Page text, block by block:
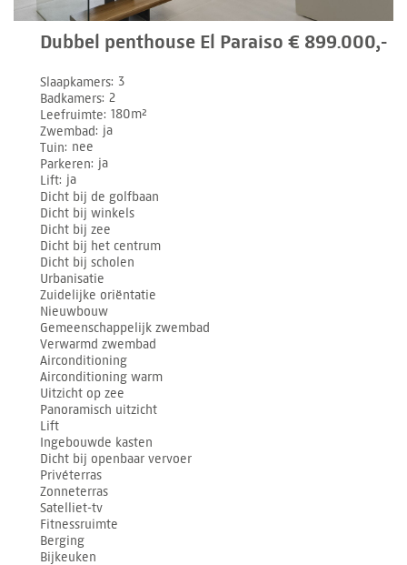
Dubbel penthouse El Paraiso € 899.000,-
Slaapkamers 3
Badkamers 2
Leefruimte 180m²
Zwembad ja
Tuin nee
Parkeren ja
Lift ja
Dicht bij de golfbaan
Dicht bij winkels
Dicht bij zee
Dicht bij het centrum
Dicht bij scholen
Urbanisatie
Zuidelijke oriëntatie
Nieuwbouw
Gemeenschappelijk zwembad
Verwarmd zwembad
Airconditioning
Airconditioning warm
Uitzicht op zee
Panoramisch uitzicht
Lift
Ingebouwde kasten
Dicht bij openbaar vervoer
Privéterras
Zonneterras
Satelliet-tv
Fitnessruimte
Berging
Bijkeuken